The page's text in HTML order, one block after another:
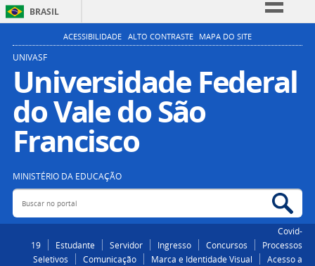
BRASIL
Simplifique!
Participe
Acesso à informação
Legislação
ACESSIBILIDADE ALTO CONTRASTE MAPA DO SITE
UNIVASF
Universidade Federal
do Vale do São
Francisco
MINISTÉRIO DA EDUCAÇÃO
Buscar no portal
Covid-
19
Estudante Servidor Ingresso Concursos
Processos
Seletivos
Comunicação Marca e Identidade Visual
Acesso a